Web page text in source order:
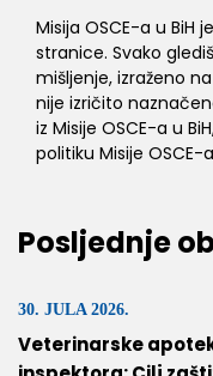
Misija OSCE-a u BiH
stranice. Svako
mišljenje, izraženo
nije izričito
iz Misije OSCE-a u
politiku Misije OSCE-
Posljednje
30. JULA 2026.
Veterinarske